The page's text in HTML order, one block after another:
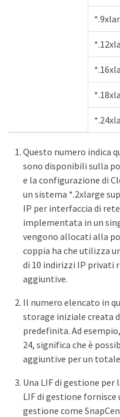
Questo numero indica
sono disponibili sulla
e la configurazione di
un sistema *.2xlarge
IP per interfaccia di
implementata in un
vengono allocati alla
coppia ha che utilizza
di 10 indirizzi IP privati
aggiuntive.
Il numero elencato in
storage iniziale creata
predefinita. Ad
24, significa che è
aggiuntive per un totale
Una LIF di gestione per
LIF di gestione
gestione come